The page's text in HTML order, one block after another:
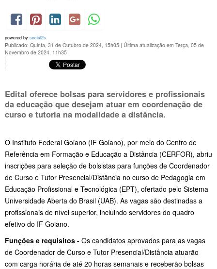
powered by social2s
Publicado: Quinta, 31 de Outubro de 2024, 15h05 | Última atualização em Terça, 05 de
Novembro de 2024, 11h35
Edital oferece bolsas para servidores e profissionais
da educação que desejam atuar em coordenação de
curso e tutoria na modalidade a distância.
O Instituto Federal Goiano (IF Goiano), por meio do Centro de
Referência em Formação e Educação a Distância (CERFOR), abriu
inscrições para seleção de bolsistas para funções de Coordenador
de Curso e Tutor Presencial/Distância no curso de Pedagogia em
Educação Profissional e Tecnológica (EPT), ofertado pelo Sistema
Universidade Aberta do Brasil (UAB). As vagas são destinadas a
profissionais de nível superior, incluindo servidores do quadro
efetivo do IF Goiano.
Funções e requisitos - Os candidatos aprovados para as vagas
de Coordenador de Curso e Tutor Presencial/Distância atuarão
com carga horária de até 20 horas semanais e receberão bolsas